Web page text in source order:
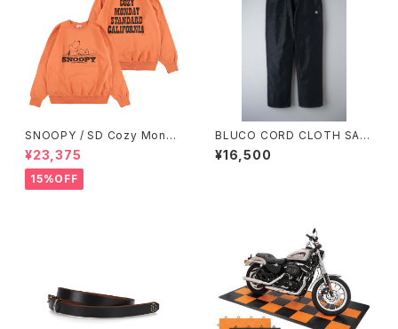
SNOOPY / SD Cozy Monda
y Crew Sweat
¥23,375
15%OFF
BLUCO CORD CLOTH SAIL
OR WORK PANTS
¥16,500